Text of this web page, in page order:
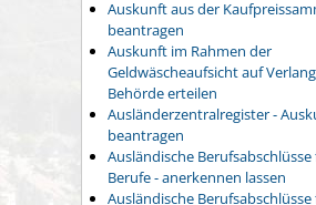
Auskunft aus der
beantragen
Auskunft im Rahmen der
Geldwäscheaufsicht auf
Behörde erteilen
Ausländerzentralregister -
beantragen
Ausländische Berufsabschlüsse
Berufe - anerkennen lassen
Ausländische